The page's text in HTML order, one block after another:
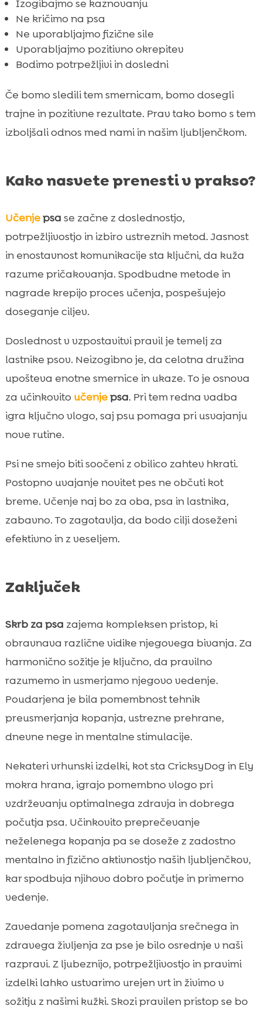
Izogibajmo se kaznovanju
Ne kričimo na psa
Ne uporabljajmo fizične sile
Uporabljajmo pozitivno okrepitev
Bodimo potrpežljivi in dosledni
Če bomo sledili tem smernicam, bomo dosegli
trajne in pozitivne rezultate. Prav tako bomo s tem
izboljšali odnos med nami in našim ljubljenčkom.
Kako nasvete prenesti v prakso?
Učenjepsa se začne z doslednostjo,
potrpežljivostjo in izbiro ustreznih metod. Jasnost
in enostavnost komunikacije sta ključni, da kuža
razume pričakovanja. Spodbudne metode in
nagrade krepijo proces učenja, pospešujejo
doseganje ciljev.
Doslednost v vzpostavitvi pravil je temelj za
lastnike psov. Neizogibno je, da celotna družina
upošteva enotne smernice in ukaze. To je osnova
za učinkovito učenjepsa. Pri tem redna vadba
igra ključno vlogo, saj psu pomaga pri usvajanju
nove rutine.
Psi ne smejo biti soočeni z obilico zahtev hkrati.
Postopno uvajanje novitet pes ne občuti kot
breme. Učenje naj bo za oba, psa in lastnika,
zabavno. To zagotavlja, da bodo cilji doseženi
efektivno in z veseljem.
Zaključek
Skrb za psa zajema kompleksen pristop, ki
obravnava različne vidike njegovega bivanja. Za
harmonično sožitje je ključno, da pravilno
razumemo in usmerjamo njegovo vedenje.
Poudarjena je bila pomembnost tehnik
preusmerjanja kopanja, ustrezne prehrane,
dnevne nege in mentalne stimulacije.
Nekateri vrhunski izdelki, kot sta CricksyDog in Ely
mokra hrana, igrajo pomembno vlogo pri
vzdrževanju optimalnega zdravja in dobrega
počutja psa. Učinkovito preprečevanje
neželenega kopanja pa se doseže z zadostno
mentalno in fizično aktivnostjo naših ljubljenčkov,
kar spodbuja njihovo dobro počutje in primerno
vedenje.
Zavedanje pomena zagotavljanja srečnega in
zdravega življenja za pse je bilo osrednje v naši
razpravi. Z ljubeznijo, potrpežljivostjo in pravimi
izdelki lahko ustvarimo urejen vrt in živimo v
sožitju z našimi kužki. Skozi pravilen pristop se bo